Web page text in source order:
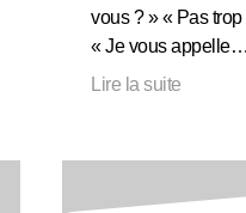
vous ? » « Pas
« Je vous appelle…
Lire la suite